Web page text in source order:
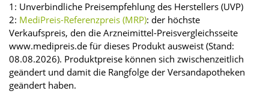
1: Unverbindliche Preisempfehlung des Herstellers (UVP)
2: MediPreis-Referenzpreis (MRP): der höchste
Verkaufspreis, den die Arzneimittel-Preisvergleichsseite
www.medipreis.de für dieses Produkt ausweist (Stand:
08.08.2026). Produktpreise können sich zwischenzeitlich
geändert und damit die Rangfolge der Versandapotheken
geändert haben.